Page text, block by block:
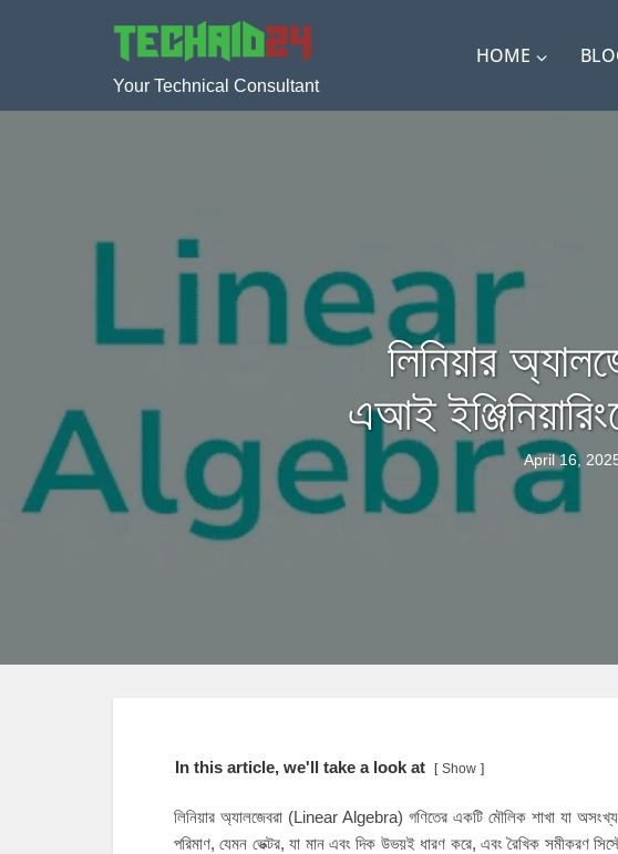
Your Technical Consultant
HOME
লিনিয়ার
এআই
April 16,
In this article, we'll take a look at Show
লিনিয়ার অ্যালজেবরা (Linear Algebra) গণিতের একটি মৌলিক শাখা যা
পরিমাণ, যেমন ভেক্টর, যা মান এবং দিক উভয়ই ধারণ করে, এবং রৈখিক সমীকরণ